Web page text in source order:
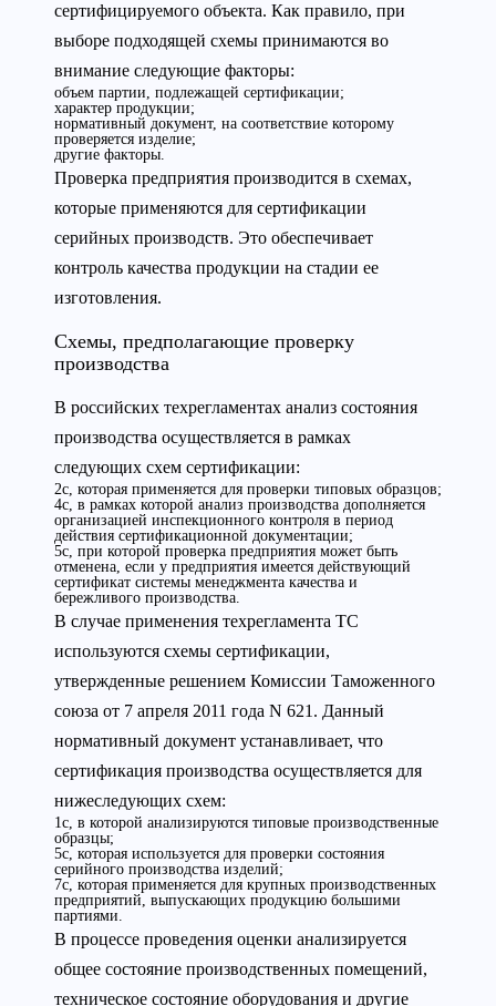
сертифицируемого объекта. Как правило, при
выборе подходящей схемы принимаются во
внимание следующие факторы:
объем партии, подлежащей сертификации;
характер продукции;
нормативный документ, на соответствие которому
проверяется изделие;
другие факторы.
Проверка предприятия производится в схемах,
которые применяются для сертификации
серийных производств. Это обеспечивает
контроль качества продукции на стадии ее
изготовления.
Схемы, предполагающие проверку
производства
В российских техрегламентах анализ состояния
производства осуществляется в рамках
следующих схем сертификации:
2с, которая применяется для проверки типовых образцов;
4с, в рамках которой анализ производства дополняется
организацией инспекционного контроля в период
действия сертификационной документации;
5с, при которой проверка предприятия может быть
отменена, если у предприятия имеется действующий
сертификат системы менеджмента качества и
бережливого производства.
В случае применения техрегламента ТС
используются схемы сертификации,
утвержденные решением Комиссии Таможенного
союза от 7 апреля 2011 года N 621. Данный
нормативный документ устанавливает, что
сертификация производства осуществляется для
нижеследующих схем:
1с, в которой анализируются типовые производственные
образцы;
5с, которая используется для проверки состояния
серийного производства изделий;
7с, которая применяется для крупных производственных
предприятий, выпускающих продукцию большими
партиями.
В процессе проведения оценки анализируется
общее состояние производственных помещений,
техническое состояние оборудования и другие